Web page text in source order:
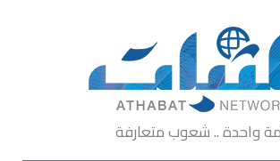
واحدة .. شعوب متعارفة